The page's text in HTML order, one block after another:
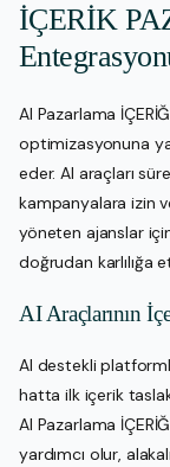
İÇERİK
AI Pazarlama
optimizasyonuna
eder. AI araçları
kampanyalara izin
yöneten ajanslar
doğrudan karlılığa
AI Araçlarının
AI destekli
hatta ilk içerik
AI Pazarlama
yardımcı olur,